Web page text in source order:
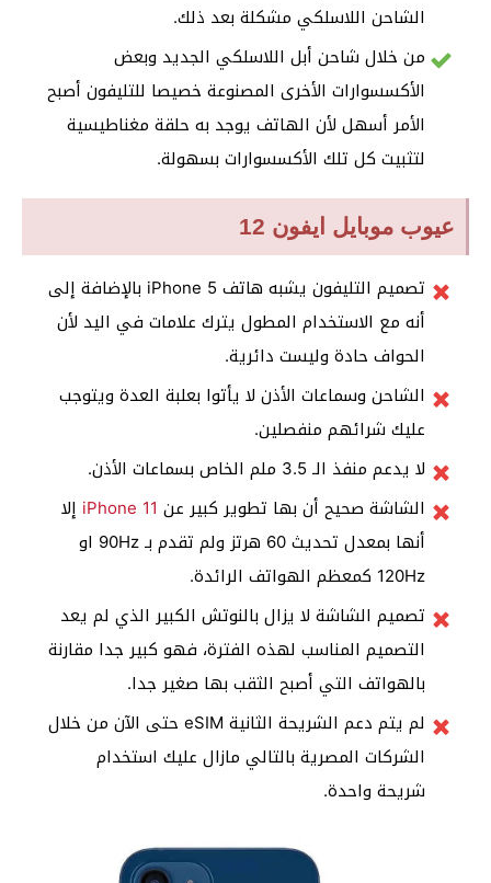
الشاحن اللاسلكي مشكلة بعد ذلك.
من خلال شاحن أبل اللاسلكي الجديد وبعض
الأكسسوارات الأخرى المصنوعة خصيصا للتليفون أصبح
الأمر أسهل لأن الهاتف يوجد به حلقة مغناطيسية
لتثبيت كل تلك الأكسسوارات بسهولة.
عيوب موبايل ايفون 12
تصميم التليفون يشبه هاتف iPhone 5 بالإضافة إلى
أنه مع الاستخدام المطول يترك علامات في اليد لأن
الحواف حادة وليست دائرية.
الشاحن وسماعات الأذن لا يأتوا بعلبة العدة ويتوجب
عليك شرائهم منفصلين.
لا يدعم منفذ الـ 3.5 ملم الخاص بسماعات الأذن.
الشاشة صحيح أن بها تطوير كبير عن iPhone 11 إلا
أنها بمعدل تحديث 60 هرتز ولم تقدم بـ 90Hz او
120Hz كمعظم الهواتف الرائدة.
تصميم الشاشة لا يزال بالنوتش الكبير الذي لم يعد
التصميم المناسب لهذه الفترة، فهو كبير جدا مقارنة
بالهواتف التي أصبح الثقب بها صغير جدا.
لم يتم دعم الشريحة الثانية eSIM حتى الآن من خلال
الشركات المصرية بالتالي مازال عليك استخدام
شريحة واحدة.